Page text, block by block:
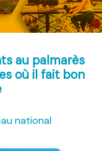
au palmarès
où il fait bon
national